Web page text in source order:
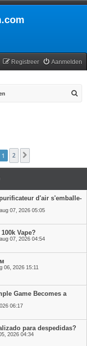
Aanmelden
Registreer
1 2
d'air s'emballe-
07, 2026 05:05
Vape?
07, 2026 04:54
06, 2026 15:11
Game Becomes a
06:17
para despedidas?
2026 04:34